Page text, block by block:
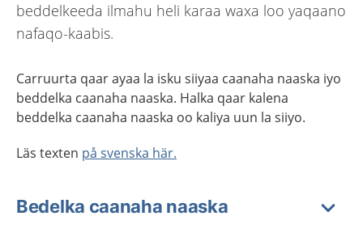
beddelkeeda ilmahu heli karaa waxa loo yaqaano
nafaqo-kaabis.
Carruurta qaarayaa la isku siiyaa caanaha naaska iyo
beddelka caanaha naaska. Halka qaar kalena
beddelka caanaha naaska oo kaliya uun la siiyo.
Läs texten på svenska här.
Bedelka caanaha naaska